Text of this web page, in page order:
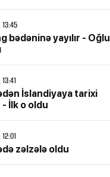
bədəninə yayılır - Oğlu
İslandiyaya tarixi
İlk o oldu
zəlzələ oldu